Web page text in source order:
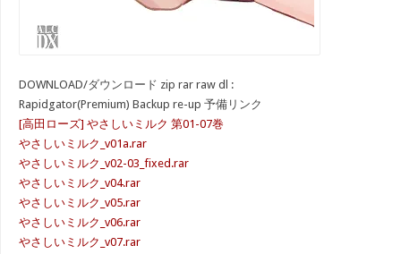
DOWNLOAD/ダウンロード zip rar raw dl :
Rapidgator(Premium) Backup re-up 予備リンク
[高田ローズ] やさしいミルク 第01-07巻
やさしいミルク_v01a.rar
やさしいミルク_v02-03_fixed.rar
やさしいミルク_v04.rar
やさしいミルク_v05.rar
やさしいミルク_v06.rar
やさしいミルク_v07.rar